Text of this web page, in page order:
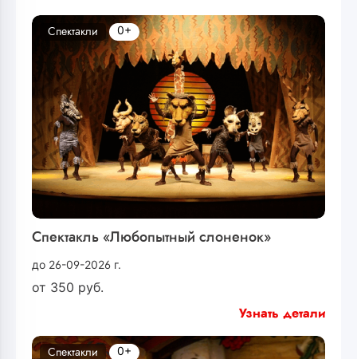
Спектакль «Любопытный слоненок»
до 26-09-2026 г.
от 350 руб.
Спектакли 0+
Узнать детали
Спектакли 0+